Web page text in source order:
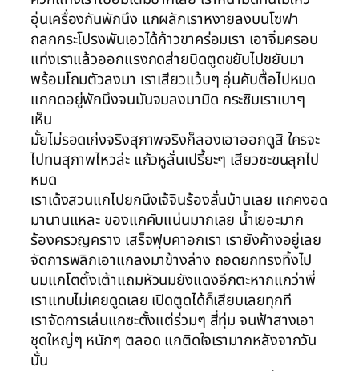
อุ่นเครื่องกันพักนึง แกผลักเราหงายลงบนโซฟา
ถลกกระโปรงพันเอวได้ก้าวขาคร่อมเรา เอาจิ๋มครอบ
แท่งเราแล้วออกแรงกดส่ายบิดตูดขยับไปขยับมา
พร้อมโถมตัวลงมา เราเสียวแว้บๆ อุ่นคับตื้อไปหมด
แกกดอยู่พักนึงจนมันจมลงมามิด กระซิบเราเบาๆ
เห็น
มั้ยไม่รอดเก่งจริงสุภาพจริงก็ลองเอาออกดูสิ ใครจะ
ไปทนสุภาพไหวล่ะ แก้วหูลั่นเปรี้ยะๆ เสียวซะขนลุกไป
หมด
เราเด้งสวนแกไปยกนึงเจ้จินร้องลั่นบ้านเลย แกคงอด
มานานแหละ ของแกคับแน่นมากเลย น้ำเยอะมาก
ร้องครวญคราง เสร็จฟุบคาอกเรา เรายังค้างอยู่เลย
จัดการพลิกเอาแกลงมาข้างล่าง ถอดยกทรงทิ้งไป
นมแกโตตั้งเต้าแถมหัวนมยังแดงอีกตะหากแกว่าพี่
เราแทบไม่เคยดูดเลย เปิดตูดได้ก็เสียบเลยทุกที
เราจัดการเล่นแกซะตั้งแต่ร่วมๆ สี่ทุ่ม จนฟ้าสางเอา
ชุดใหญ่ๆ หนักๆ ตลอด แกติดใจเรามากหลังจากวัน
นั้น